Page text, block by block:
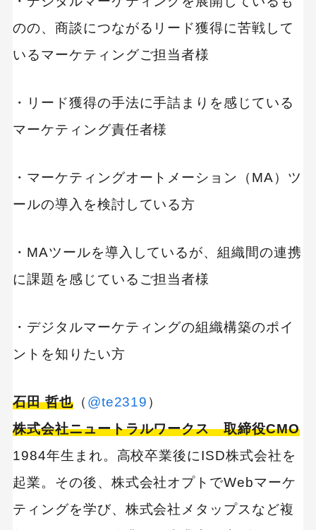
のの、商談につながるリード獲得に苦戦して
いるマーケティングご担当者様
・リード獲得の手法に手詰まりを感じている
マーケティング責任者様
・マーケティングオートメーション（MA）ツ
ールの導入を検討している方
・MAツールを導入しているが、組織間の連携
に課題を感じているご担当者様
・デジタルマーケティングの組織構築のポイ
ントを知りたい方
石田 哲也（ @te2319 ）
株式会社ニュートラルワークス 取締役CMO
1984年生まれ。高校卒業後にISD株式会社を
起業。その後、株式会社オプトでWebマーケ
ティングを学び、株式会社メタップスなど複